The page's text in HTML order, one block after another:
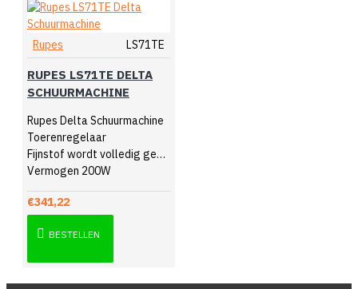
Rupes LS71TE
RUPES LS71TE DELTA
SCHUURMACHINE
Rupes Delta Schuurmachine
Toerenregelaar
Fijnstof wordt volledig gefilterd
Vermogen 200W
€341,22
BESTELLEN